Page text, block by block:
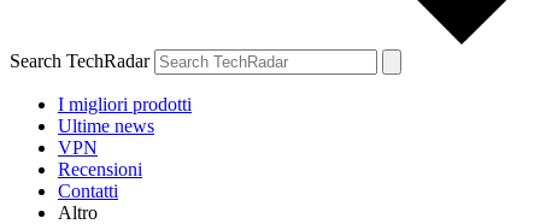
Search TechRadar
I migliori prodotti
Ultime news
VPN
Recensioni
Contatti
Altro